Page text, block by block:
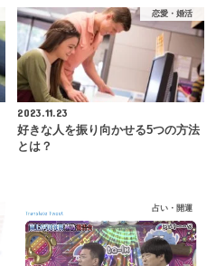
恋愛・婚活
2023.11.23
好きな人を振り向かせる5つの方法
とは？
占い・開運